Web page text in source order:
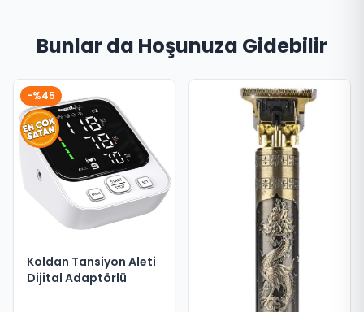
Bunlar da Hoşunuza Gidebilir
-%45
Koldan Tansiyon Aleti
Dijital Adaptörlü